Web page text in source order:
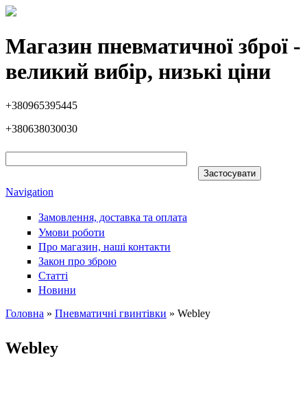
Перейти до основного вмісту
Магазин пневматичної зброї -
великий вибір, низькі ціни
+380965395445
+380638030030
Navigation
Замовлення, доставка та оплата
Умови роботи
Про магазин, наші контакти
Закон про зброю
Статті
Новини
Головна » Пневматичні гвинтівки » Webley
Webley